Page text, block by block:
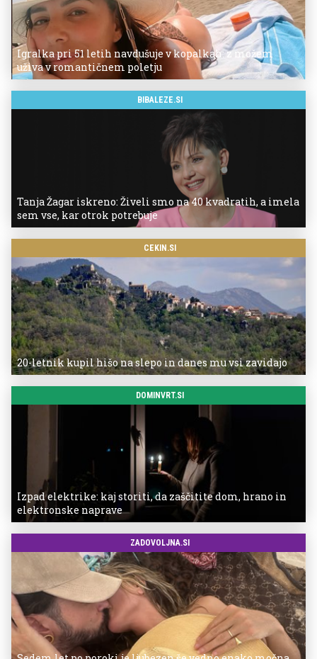
Igralka pri 51 letih navdušuje v kopalkah: z možem
uživa v romantičnem poletju
BIBALEZE.SI
Tanja Žagar iskreno: Živeli smo na 40 kvadratih, a imela
sem vse, kar otrok potrebuje
CEKIN.SI
20-letnik kupil hišo na slepo in danes mu vsi zavidajo
DOMINVRT.SI
Izpad elektrike: kaj storiti, da zaščitite dom, hrano in
elektronske naprave
ZADOVOLJNA.SI